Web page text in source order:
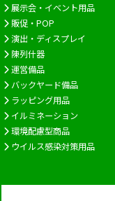
展示会・イベント用品
販促・POP
演出・ディスプレイ
陳列什器
運営備品
バックヤード備品
ラッピング用品
イルミネーション
環境配慮型商品
ウイルス感染対策用品